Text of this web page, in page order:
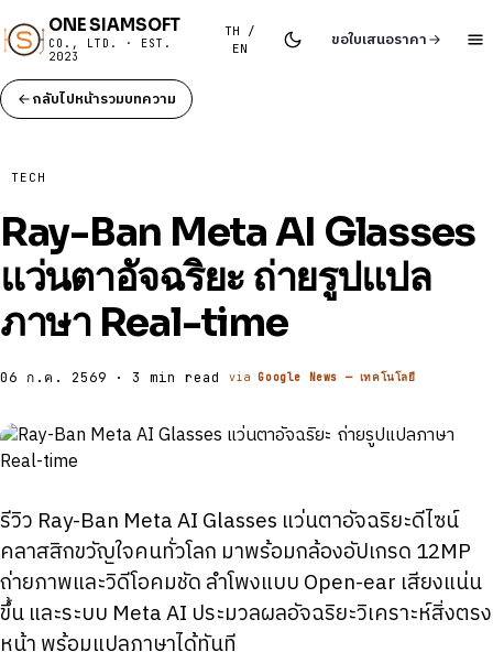
ONE SIAMSOFT
CO., LTD. · EST.
2023
TH /
EN
ขอใบเสนอราคา
กลับไปหน้ารวมบทความ
TECH
Ray-Ban Meta AI Glasses
แว่นตาอัจฉริยะ ถ่ายรูปแปล
ภาษา Real-time
06 ก.ค. 2569 · 3 min read viaGoogle News — เทคโนโลยี
รีวิว Ray-Ban Meta AI Glasses แว่นตาอัจฉริยะดีไซน์
คลาสสิกขวัญใจคนทั่วโลก มาพร้อมกล้องอัปเกรด 12MP
ถ่ายภาพและวิดีโอคมชัด ลำโพงแบบ Open-ear เสียงแน่น
ขึ้น และระบบ Meta AI ประมวลผลอัจฉริยะวิเคราะห์สิ่งตรง
หน้า พร้อมแปลภาษาได้ทันที